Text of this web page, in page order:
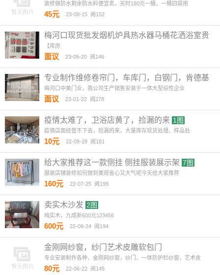
装修做防水剩余防水料便宜卖，买时180元一桶，一桶四袋用
45元 23-08-15 阅152
梅河口现货批发烟机炉具热水器马桶花洒浴室贵
灯具
【库房
面议 23-05-20 阅146
专业制作维修卷帘门，车库门，白钢门，肯德基
门2图
梅河口中美门业，我公司生产销售安装于一体大型综性企业
面议 23-01-22 阅278
疫情太难了，卫浴店黄了，捡漏的来 1图
疫情店面经营不下去，捡漏的来，大量库存现货处理、样品处
10元 22-08-28 阅181
给大家推荐这一款侧挂 侧挂服装展示架 7图
服装店铺装修如何做到美观省心又大气呢今天给大家推荐
160元 22-07-25 阅199
卖实木沙发 2图
纯实木，九成新600元123456
600元 22-06-24 阅194
金刚网纱窗，纱门艺术皮雕软包门
专业安装制作各种，金刚网纱窗，纱门，一体防护栏纱窗，艺术皮
80元 22-06-22 阅145